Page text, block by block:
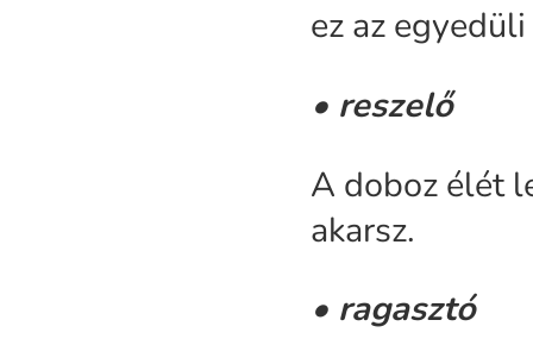
ez az
• reszelő
A doboz élét
akarsz.
• ragasztó